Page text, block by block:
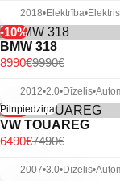
2018•Elektrība•
-10%
BMW 318
9990€
8990€
2012•2.0•Dīzelis•
-13%
Pilnpiedziņa
VW TOUAREG
7490€
6490€
2007•3.0•Dīzelis•